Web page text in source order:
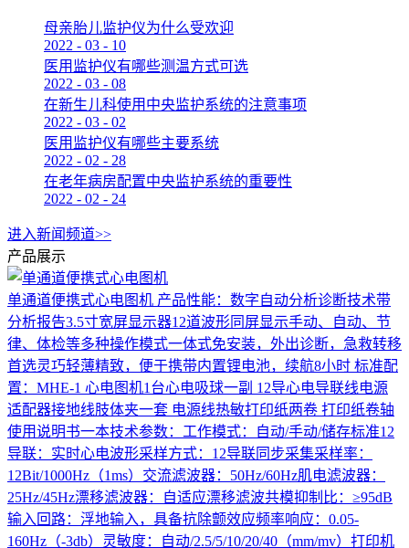
母亲胎儿监护仪为什么受欢迎
2022 - 03 - 10
医用监护仪有哪些测温方式可选
2022 - 03 - 08
在新生儿科使用中央监护系统的注意事项
2022 - 03 - 02
医用监护仪有哪些主要系统
2022 - 02 - 28
在老年病房配置中央监护系统的重要性
2022 - 02 - 24
进入新闻频道>>
产品展示
单通道便携式心电图机 产品性能：数字自动分析诊断技术带
分析报告3.5寸宽屏显示器12道波形同屏显示手动、自动、节
律、体检等多种操作模式一体式免安装，外出诊断，急救转移
首选灵巧轻薄精致，便于携带内置锂电池，续航8小时 标准配
置：MHE-1 心电图机1台心电吸球一副 12导心电导联线电源
适配器接地线肢体夹一套 电源线热敏打印纸两卷 打印纸卷轴
使用说明书一本技术参数：工作模式：自动/手动/储存标准12
导联：实时心电波形采样方式：12导联同步采集采样率：
12Bit/1000Hz（1ms）交流滤波器：50Hz/60Hz肌电滤波器：
25Hz/45Hz漂移滤波器：自适应漂移滤波共模抑制比：≥95dB
输入回路：浮地输入，具备抗除颤效应频率响应：0.05-
160Hz（-3db）灵敏度：自动/2.5/5/10/20/40（mm/mv）打印机